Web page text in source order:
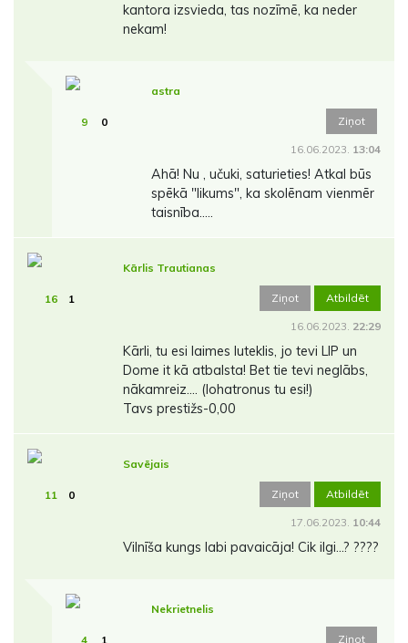
kantora izsvieda, tas nozīmē, ka neder
nekam!
9 0
astra
Ziņot
16.06.2023. 13:04
Ahā! Nu , učuki, saturieties! Atkal būs
spēkā "likums", ka skolēnam vienmēr
taisnība.....
16 1
Kārlis Trautianas
Ziņot Atbildēt
16.06.2023. 22:29
Kārli, tu esi laimes luteklis, jo tevi LIP un
Dome it kā atbalsta! Bet tie tevi neglābs,
nākamreiz.... (lohatronus tu esi!)
Tavs prestižs-0,00
11 0
Savējais
Ziņot Atbildēt
17.06.2023. 10:44
Vilnīša kungs labi pavaicāja! Cik ilgi...? ????
4 1
Nekrietnelis
Ziņot